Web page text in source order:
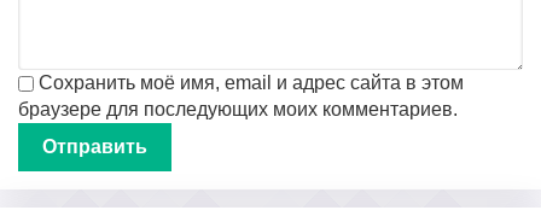
Сохранить моё имя, email и адрес сайта в этом
браузере для последующих моих комментариев.